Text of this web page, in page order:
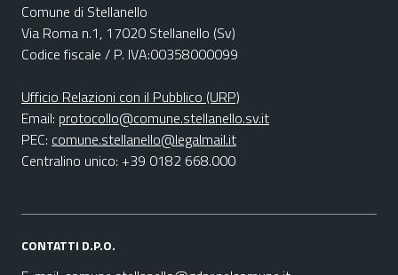
Comune di Stellanello
Via Roma n.1, 17020 Stellanello (Sv)
Codice fiscale / P. IVA:00358000099
Ufficio Relazioni con il Pubblico (URP)
Email: protocollo@comune.stellanello.sv.it
PEC: comune.stellanello@legalmail.it
Centralino unico: +39 0182 668.000
CONTATTI D.P.O.